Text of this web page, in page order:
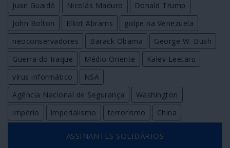
Juan Guaidó
Nicolás Maduro
Donald Trump
John Bolton
Elliot Abrams
golpe na Venezuela
neoconservadores
Barack Obama
George W. Bush
Guerra do Iraque
Médio Oriente
Kalev Leetaru
vírus informático
NSA
Agência Nacional de Segurança
Washington
império
imperialismo terrorismo China
ASSINANTES SOLIDÁRIOS